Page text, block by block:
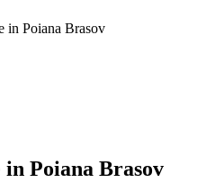
in Poiana Brasov
in Poiana Brasov